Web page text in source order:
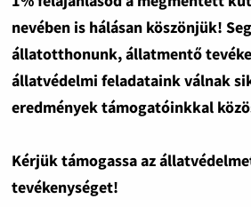
nevében is hálásan köszönjük!
állatotthonunk, állatmentő
állatvédelmi feladataink válnak
eredmények támogatóinkkal
Kérjük támogassa az
tevékenységet!